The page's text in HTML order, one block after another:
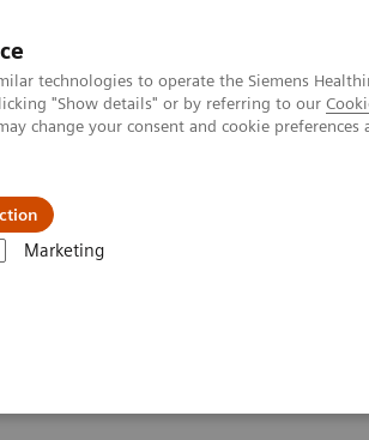
technologies to operate the Siemens
"Show details" or by referring to our
change your consent and cookie
Marketing